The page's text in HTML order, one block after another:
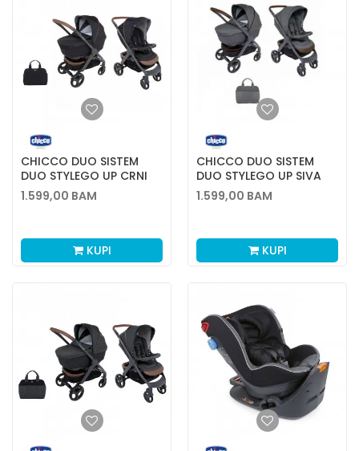
CHICCO DUO SISTEM
DUO STYLEGO UP CRNI
1.599,00 BAM
KUPI
CHICCO DUO SISTEM
DUO STYLEGO UP SIVA
1.599,00 BAM
KUPI